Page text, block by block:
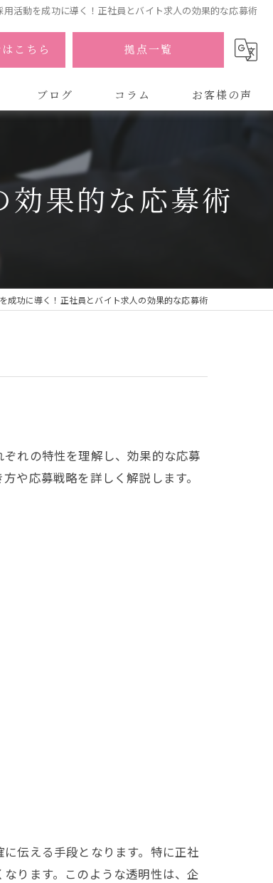
用活動を成功に導く！正社員とバイト求人の効果的な応募術
こちら 拠点一覧
東京 渋谷オフィス
南森町オフィス
ブログ コラム お客様の声
果的な応募術
成功に導く！正社員とバイト求人の効果的な応募術
れの特性を理解し、効果的な応募
や応募戦略を詳しく解説します。
伝える手段となります。特に正社
ります。このような透明性は、企